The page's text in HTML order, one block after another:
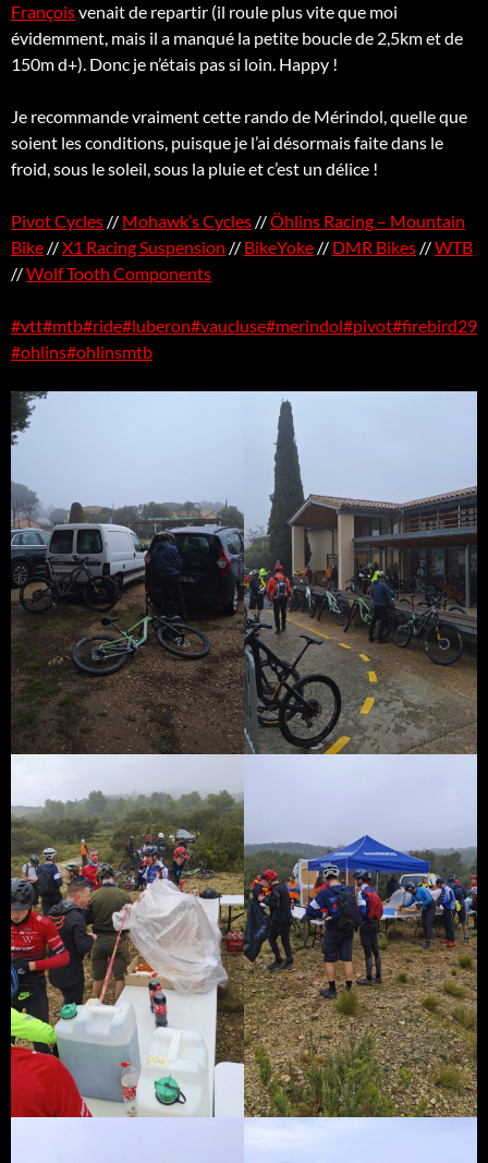
Françoisvenait de repartir (il roule plus vite que moi
évidemment, mais il a manqué la petite boucle de 2,5km et de
150m d+). Donc je n’étais pas si loin. Happy !
Je recommande vraiment cette rando de Mérindol, quelle que
soient les conditions, puisque je l’ai désormais faite dans le
froid, sous le soleil, sous la pluie et c’est un délice !
Pivot Cycles // Mohawk’s Cycles //Öhlins Racing – Mountain
Bike //X1 Racing Suspension // BikeYoke // DMR Bikes //WTB
//Wolf Tooth Components
#vtt#mtb#ride#luberon#vaucluse#merindol#pivot#firebird29
#ohlins#ohlinsmtb